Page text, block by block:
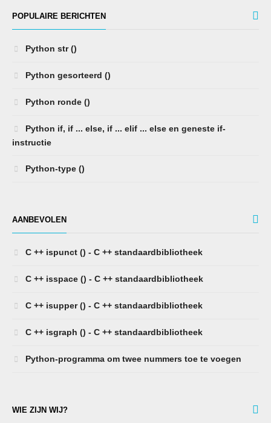
POPULAIRE BERICHTEN
Python str ()
Python gesorteerd ()
Python ronde ()
Python if, if ... else, if ... elif ... else en geneste if-
instructie
Python-type ()
AANBEVOLEN
C ++ ispunct () - C ++ standaardbibliotheek
C ++ isspace () - C ++ standaardbibliotheek
C ++ isupper () - C ++ standaardbibliotheek
C ++ isgraph () - C ++ standaardbibliotheek
Python-programma om twee nummers toe te voegen
WIE ZIJN WIJ?